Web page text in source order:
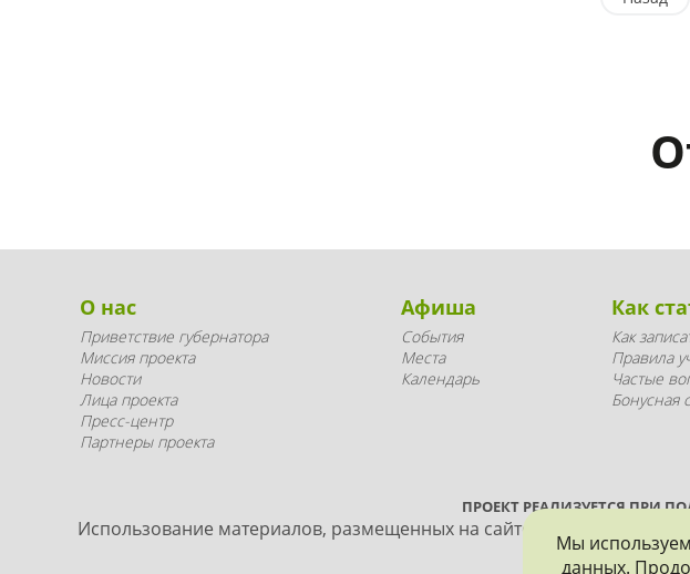
О нас
Приветствие губернатора
Миссия проекта
Новости
Лица проекта
Пресс-центр
Партнеры проекта
Афиша
События
Места
Календарь
Как
Как
Правила
Частые
Бонусная
ПРОЕКТ РЕАЛИЗУЕТСЯ ПРИ
Использование материалов, размещенных на сайте, допускается
Мы
данных.